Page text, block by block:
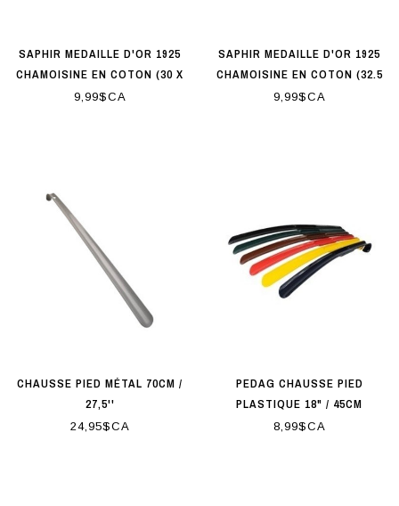
SAPHIR MEDAILLE D'OR 1925
CHAMOISINE EN COTON (30 X
50CM) 100% COTON
9,99$CA
SAPHIR MEDAILLE D'OR 1925
CHAMOISINE EN COTON (32.5
X 32.5CM) 100% COTON
9,99$CA
CHAUSSE PIED MÉTAL 70CM /
27,5''
24,95$CA
PEDAG CHAUSSE PIED
PLASTIQUE 18" / 45CM
8,99$CA